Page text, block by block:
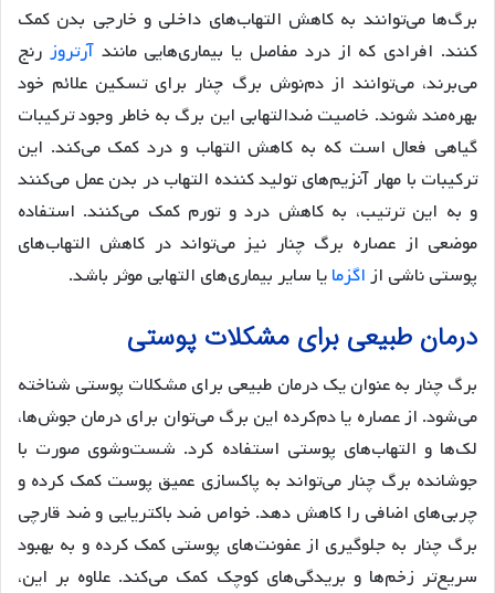
برگ‌ها می‌توانند به کاهش التهاب‌های داخلی و خارجی بدن کمک
کنند. افرادی که از درد مفاصل یا بیماری‌هایی مانندآرتروز رنج
می‌برند، می‌توانند از دم‌نوش برگ چنار برای تسکین علائم خود
بهره‌مند شوند. خاصیت ضدالتهابی این برگ به خاطر وجود ترکیبات
گیاهی فعال است که به کاهش التهاب و درد کمک می‌کند. این
ترکیبات با مهار آنزیم‌های تولید کننده التهاب در بدن عمل می‌کنند
و به این ترتیب، به کاهش درد و تورم کمک می‌کنند. استفاده
موضعی از عصاره برگ چنار نیز می‌تواند در کاهش التهاب‌های
پوستی ناشی ازاگزمایا سایر بیماری‌های التهابی موثر باشد.
درمان طبیعی برای مشکلات پوستی
برگ چنار به عنوان یک درمان طبیعی برای مشکلات پوستی شناخته
می‌شود. از عصاره یا دم‌کرده این برگ می‌توان برای درمان جوش‌ها،
لک‌ها و التهاب‌های پوستی استفاده کرد. شست‌وشوی صورت با
جوشانده برگ چنار می‌تواند به پاکسازی عمیق پوست کمک کرده و
چربی‌های اضافی را کاهش دهد. خواص ضد باکتریایی و ضد قارچی
برگ چنار به جلوگیری از عفونت‌های پوستی کمک کرده و به بهبود
سریع‌تر زخم‌ها و بریدگی‌های کوچک کمک می‌کند. علاوه بر این،